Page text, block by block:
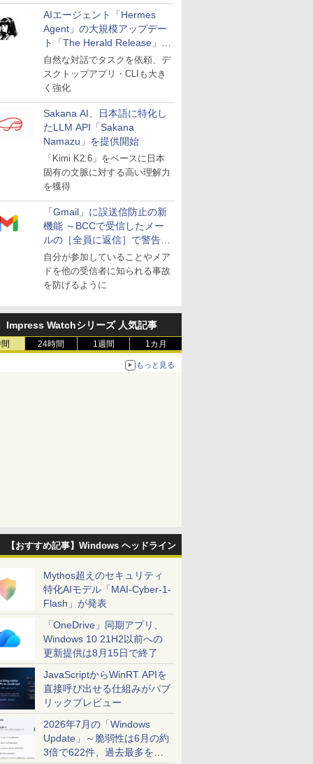
AIエージェント「Hermes
Agent」の大規模アップデー
ト「The Herald Release」が
公開
自然な対話でタスクを依頼、デ
スクトップアプリ・CLIも大き
く強化
Sakana AI、日本語に特化し
たLLM API「Sakana
Namazu」を提供開始
「Kimi K2.6」をベースに日本
固有の文脈に対する高い理解力
を獲得
「Gmail」に誤送信防止の新
機能 ～BCCで受信したメー
ルの［全員に返信］で警告を
表示
自分が参加していることやメア
ドを他の受信者に知られる事故
を防げるように
Impress Watchシリーズ 人気記事
24時間 1週間 1カ月
もっと見る
【おすすめ記事】Windows ヘッドライン
Mythos超えのセキュリティ
特化AIモデル「MAI-Cyber-1-
Flash」が発表
「OneDrive」同期アプリ、
Windows 10 21H2以前への
更新提供は8月15日で終了
JavaScriptからWinRT APIを
直接呼び出せる仕組みがパブ
リックプレビュー
2026年7月の「Windows
Update」～脆弱性は6月の約
3倍で622件、過去最多を大